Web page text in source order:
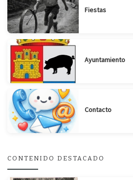
Fiestas
Ayuntamiento
Contacto
CONTENIDO DESTACADO